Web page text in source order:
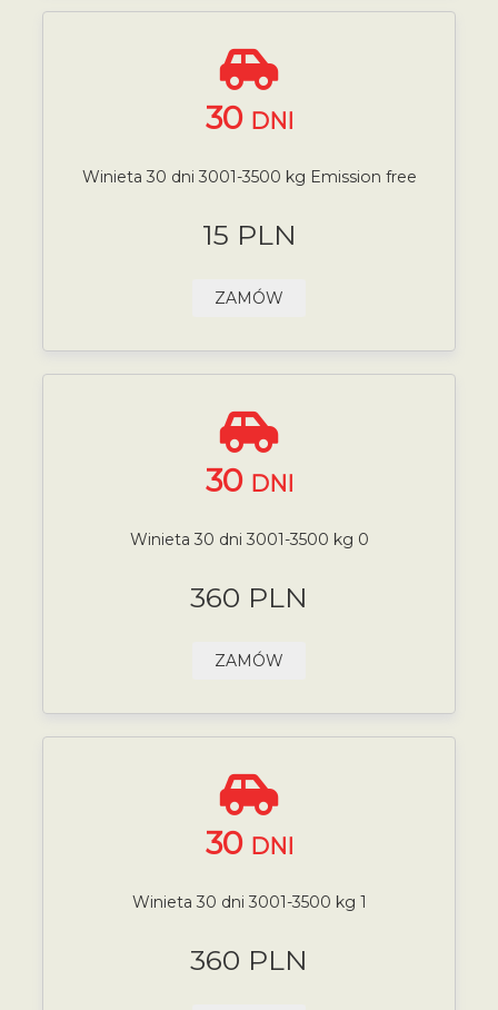
30 DNI
Winieta 30 dni 3001-3500 kg Emission free
15 PLN
ZAMÓW
30 DNI
Winieta 30 dni 3001-3500 kg 0
360 PLN
ZAMÓW
30 DNI
Winieta 30 dni 3001-3500 kg 1
360 PLN